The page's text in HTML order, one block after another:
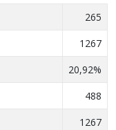
265
1267
20,92%
488
1267